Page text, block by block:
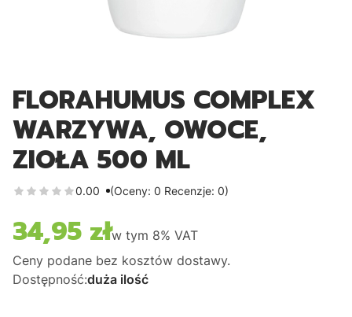
FLORAHUMUS COMPLEX
WARZYWA, OWOCE,
ZIOŁA 500 ML
0.00 (Oceny: 0 Recenzje: 0)
Cena
34,95 złw tym 8% VAT
Ceny podane bez kosztów dostawy.
Dostępność:duża ilość